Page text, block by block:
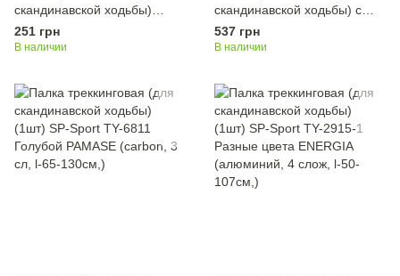
скандинавской ходьбы)
(1шт) SP-Sport TY-5526
Красный SKY ROAD (алюм
251 грн
В наличии
скандинавской ходьбы) с
металлическим тросом (1шт)
SP-Sport TY-0466-5 Синий
слож, l-40-125см)
537 грн
В наличии